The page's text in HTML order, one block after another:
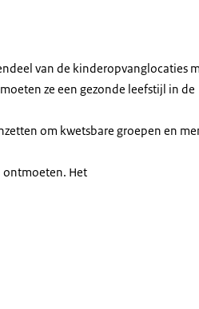
van de kinderopvanglocaties
ze een gezonde leefstijl in de
om kwetsbare groepen en
ontmoeten. Het